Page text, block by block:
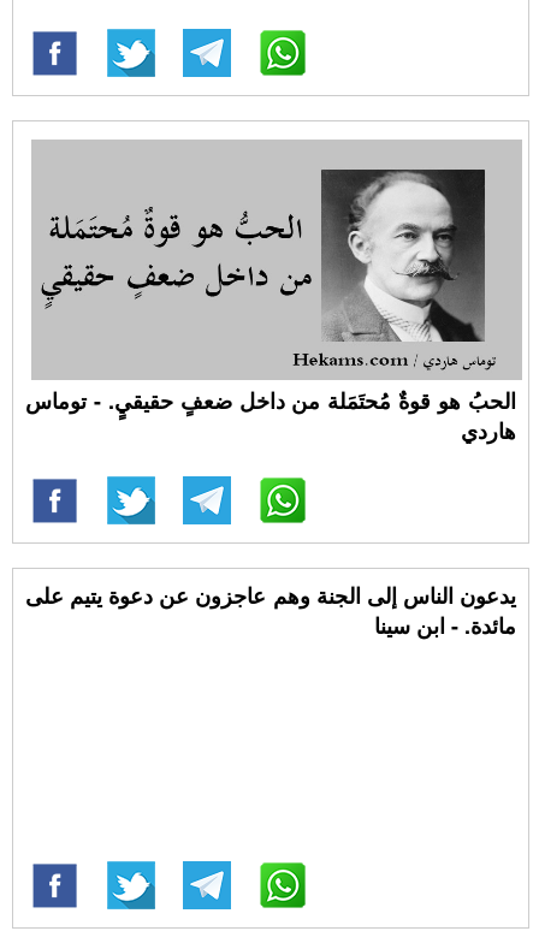
الحبُ هو قوةٌ مُحتَمَلة من داخل ضعفٍ حقيقيٍ. - توماس
هاردي
يدعون الناس إلى الجنة وهم عاجزون عن دعوة يتيم على
مائدة. - ابن سينا